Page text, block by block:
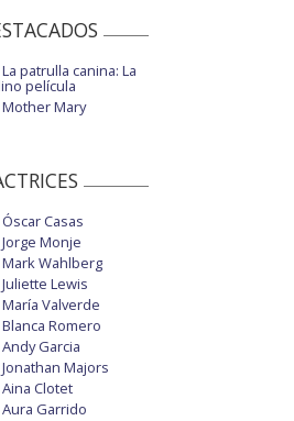
La patrulla canina: La
película
Mother Mary
Óscar Casas
Jorge Monje
Mark Wahlberg
Juliette Lewis
María Valverde
Blanca Romero
Andy Garcia
Jonathan Majors
Aina Clotet
Aura Garrido